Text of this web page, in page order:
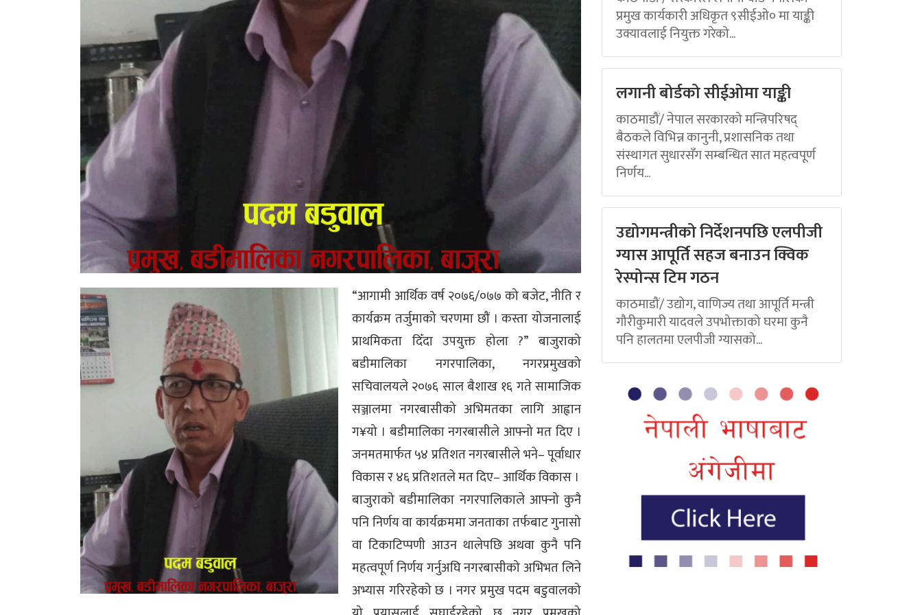
“आगामी आर्थिक वर्ष २०७६/०७७ को बजेट, नीति र
कार्यक्रम तर्जुमाको चरणमा छौं । कस्ता योजनालाई
प्राथमिकता दिँदा उपयुक्त होला ?” बाजुराको
बडीमालिका नगरपालिका, नगरप्रमुखको
सचिवालयले २०७६ साल बैशाख १६ गते सामाजिक
सञ्जालमा नगरबासीको अभिमतका लागि आह्वान
ग¥यो । बडीमालिका नगरबासीले आफ्नो मत दिए ।
जनमतमार्फत ५४ प्रतिशत नगरबासीले भने– पूर्वाधार
विकास र ४६ प्रतिशतले मत दिए– आर्थिक विकास ।
बाजुराको बडीमालिका नगरपालिकाले आफ्नो कुनै
पनि निर्णय वा कार्यक्रममा जनताका तर्फबाट गुनासो
वा टिकाटिप्पणी आउन थालेपछि अथवा कुनै पनि
महत्वपूर्ण निर्णय गर्नुअघि नगरबासीको अभिभत लिने
अभ्यास गरिरहेको छ । नगर प्रमुख पदम बडुवालको
प्रमुख कार्यकारी अधिकृत ९सीईओ० मा याङ्की
उक्यावलाई नियुक्त गरेको...
लगानी बोर्डको सीईओमा याङ्की
काठमाडौं/ नेपाल सरकारको मन्त्रिपरिषद्
बैठकले विभिन्न कानुनी, प्रशासनिक तथा
संस्थागत सुधारसँग सम्बन्धित सात महत्वपूर्ण
निर्णय...
उद्योगमन्त्रीको निर्देशनपछि एलपीजी
ग्यास आपूर्ति सहज बनाउन क्विक
रेस्पोन्स टिम गठन
काठमाडौं/ उद्योग, वाणिज्य तथा आपूर्ति मन्त्री
गौरीकुमारी यादवले उपभोक्ताको घरमा कुनै
पनि हालतमा एलपीजी ग्यासको...